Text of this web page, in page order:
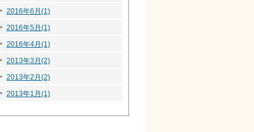
2016年6月(1)
2016年5月(1)
2016年4月(1)
2013年3月(2)
2013年2月(2)
2013年1月(1)